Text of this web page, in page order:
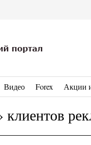
Видео Forex Акции
клиентов